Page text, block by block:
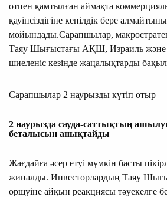
отпен қамтылған аймақта
қауіпсіздігіне кепілдік бере
мойындады.Сарапшылар,
Таяу Шығыстағы АҚШ, Израиль және
шиеленіс кезінде жаңалықтарды
Сарапшылар 2 наурызды күтіп отыр
2 наурызда сауда-саттықтың ашылу
беталысын анықтайды
Жағдайға әсер етуі мүмкін басты
жиналды. Инвесторлардың Таяу
өршуіне айқын реакциясы тәуекелге